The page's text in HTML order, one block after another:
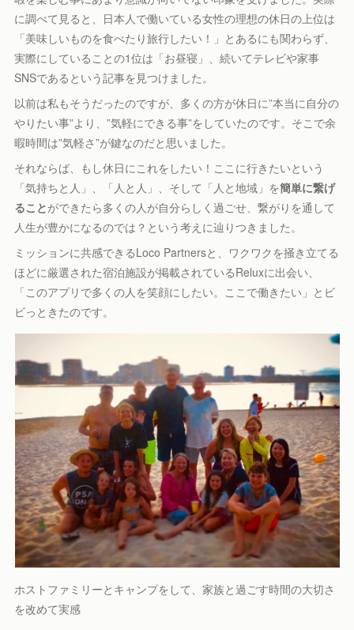
に調べて見ると、日本人で働いている女性の理想の休日の上位は
「美味しいものを食べたり旅行したい！」とあるにも関わらず、
実際にしていることの1位は「お昼寝」‍、続いてテレビや家事
SNSであるという記事を見つけました。
以前は私もそうだったのですが、多くの方が休日に”本当に自分の
やりたい事”より、”気軽にできる事”をしていたのです。そこで余
暇時間は”気軽さ”が鍵なのだと思いました。
それならば、もし休日にこれをしたい！ここに行きたいという
「気持ちと人」、「人と人」、そして「人と地域」を簡単に繋げ
ることができたら多くの人が自分らしく過ごせ、繋がりを通して
人生が豊かになるのでは？という考えに辿りつきました。
ミッションに共感できるLoco Partnersと、ワクワクを掻き立てる
ほどに厳選された宿泊施設が掲載されているReluxに出会い、
「このアプリで多くの人を笑顔にしたい。ここで働きたい」とビ
ビっときたのです。
ホストファミリーとキャンプをして、家族と過ごす時間の大切さ
を改めて実感